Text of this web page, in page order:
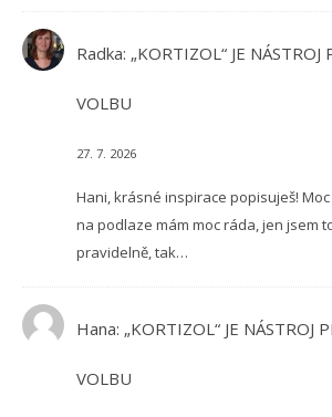
Radka: „KORTIZOL“ JE
VOLBU
27. 7. 2026
Hani, krásné inspirace popisuješ!
na podlaze mám moc ráda, jen jsem
pravidelně, tak…
Hana: „KORTIZOL“ JE NÁSTROJ
VOLBU